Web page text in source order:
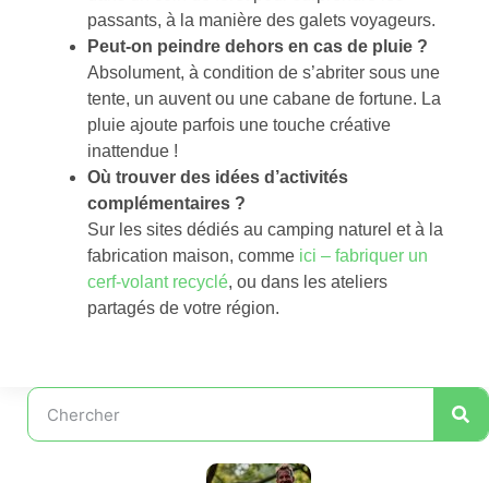
passants, à la manière des galets voyageurs.
Peut-on peindre dehors en cas de pluie ?
Absolument, à condition de s’abriter sous une
tente, un auvent ou une cabane de fortune. La
pluie ajoute parfois une touche créative
inattendue !
Où trouver des idées d’activités
complémentaires ?
Sur les sites dédiés au camping naturel et à la
fabrication maison, comme ici – fabriquer un
cerf-volant recyclé, ou dans les ateliers
partagés de votre région.